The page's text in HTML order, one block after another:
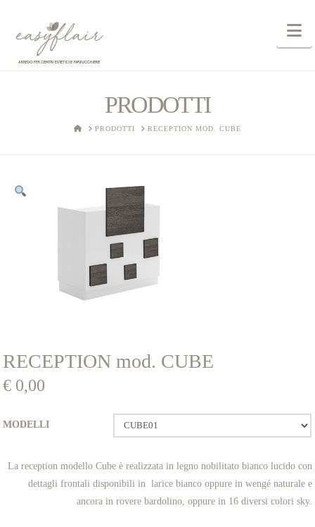
PRODOTTI
HOMEPRODOTTI RECEPTION MOD. CUBE
RECEPTION mod. CUBE
€ 0,00
MODELLI
La reception modello Cube è realizzata in legno nobilitato bianco lucido con
dettagli frontali disponibili in larice bianco oppure in wengé naturale e
ancora in rovere bardolino, oppure in 16 diversi colori sky.